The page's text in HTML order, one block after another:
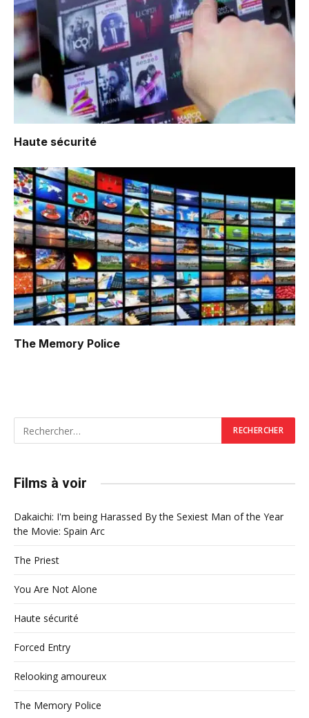
Haute sécurité
The Memory Police
Films à voir
Dakaichi: I'm being Harassed By the Sexiest Man of the Year
the Movie: Spain Arc
The Priest
You Are Not Alone
Haute sécurité
Forced Entry
Relooking amoureux
The Memory Police